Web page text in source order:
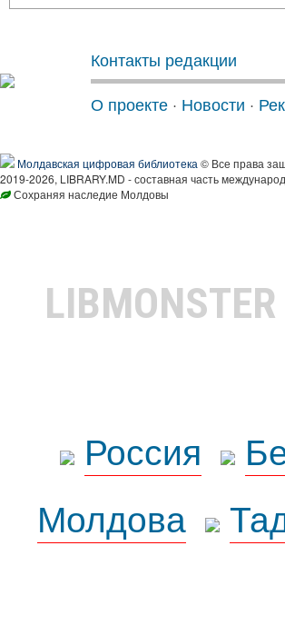
Контакты редакции
О проекте · Новости ·
Молдавская цифровая библиотека © Все права
2019-2026, LIBRARY.MD - составная часть
Сохраняя наследие Молдовы
Россия
Молдова